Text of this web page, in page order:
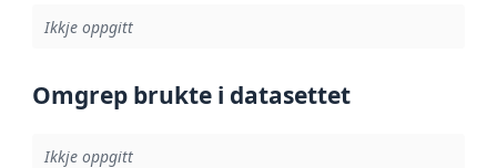
Ikkje oppgitt
Omgrep brukte i datasettet
Ikkje oppgitt